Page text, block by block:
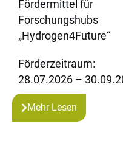
Fördermittel für
Forschungshubs
„Hydrogen4Future“
Förderzeitraum:
28.07.2026 –
Mehr Lesen